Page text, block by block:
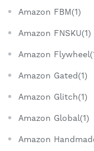
Amazon FBM(1)
Amazon FNSKU(1)
Amazon
Amazon Gated(1)
Amazon Glitch(1)
Amazon Global(1)
Amazon